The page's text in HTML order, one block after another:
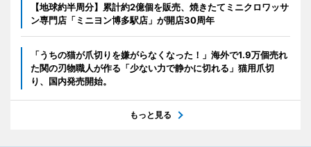
【地球約半周分】累計約2億個を販売、焼きたてミニクロワッサ
ン専門店「ミニヨン博多駅店」が開店30周年
「うちの猫が爪切りを嫌がらなくなった！」海外で1.9万個売れ
た関の刃物職人が作る「少ない力で静かに切れる」猫用爪切
り、国内発売開始。
もっと見る